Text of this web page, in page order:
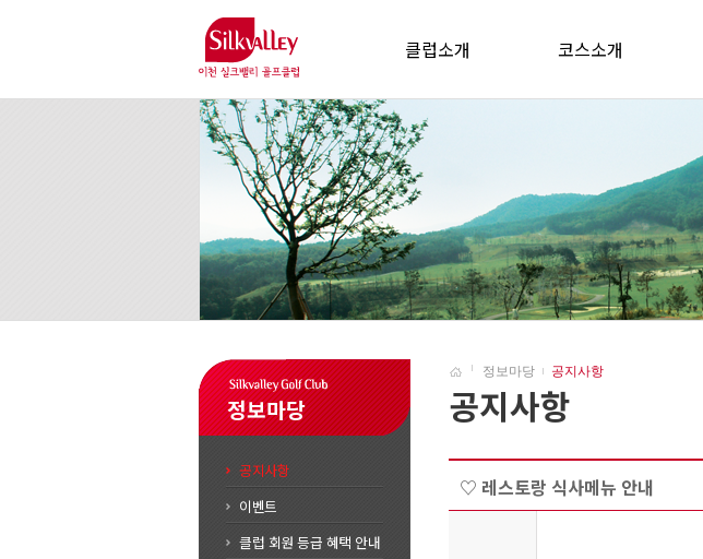
클럽소개 코스소개
정보마당
공지사항
이벤트
클럽 회원 등급 혜택 안내
정보마당 공지사항
공지사항
♡ 레스토랑 식사메뉴 안내